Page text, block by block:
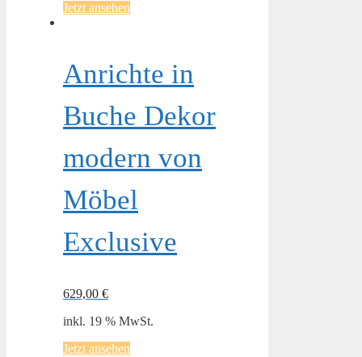
Jetzt ansehen
Anrichte in
Buche Dekor
modern von
Möbel
Exclusive
629,00 €
inkl. 19 % MwSt.
Jetzt ansehen